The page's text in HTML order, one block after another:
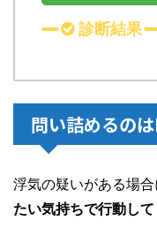
診断結果
問い詰めるの
浮気の疑いがある場合
たい気持ちで行動して